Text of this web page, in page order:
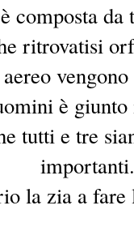
composta
ritrovatisi
è
tutti e tre
importanti.
la zia a